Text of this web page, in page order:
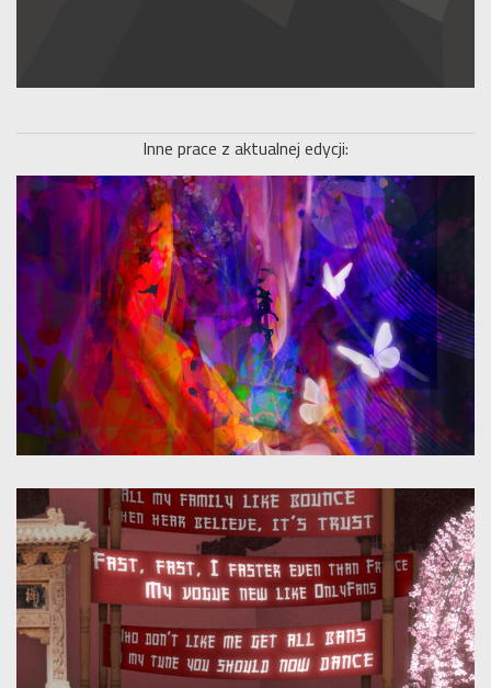
Inne prace z aktualnej edycji: